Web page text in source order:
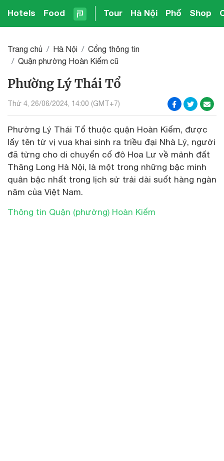
Hotels Food Tour Hà Nội Phố Shop
Trang chủ Hà Nội
Cổng thông tin
Quận phường Hoàn Kiếm cũ
Phường Lý Thái Tổ
Thứ 4, 26/06/2024, 14:00 (GMT+7)
Phường Lý Thái Tổ thuộc quận Hoàn Kiếm, được
lấy tên từ vị vua khai sinh ra triều đại Nhà Lý, người
đã từng cho di chuyển cố đô Hoa Lư về mảnh đất
Thăng Long Hà Nội, là một trong những bậc minh
quân bậc nhất trong lịch sử trải dài suốt hàng ngàn
năm của Việt Nam.
Thông tin Quận (phường) Hoàn Kiếm